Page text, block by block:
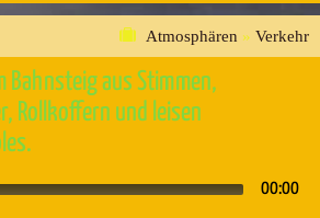
Atmosphären » Verkehr
Bahnsteig aus Stimmen,
Rollkoffern und leisen
00:00